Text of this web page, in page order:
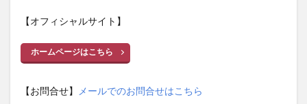
【オフィシャルサイト】
ホームページはこちら
【お問合せ】 メールでのお問合せはこちら